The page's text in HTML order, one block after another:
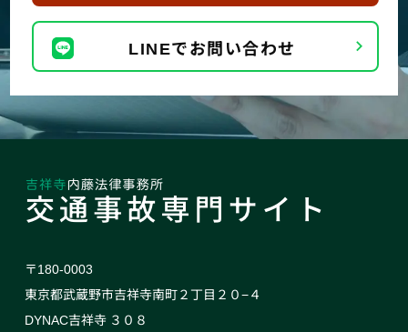
LINEでお問い合わせ
〒180-0003
東京都武蔵野市吉祥寺南町２丁目２０−４
DYNAC吉祥寺 ３０８